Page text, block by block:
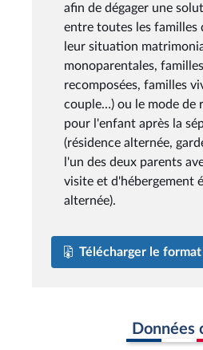
afin de dégager une
entre toutes les familles
leur situation
monoparentales,
recomposées, familles
couple…) ou le mode de
pour l'enfant après la
(résidence alternée,
l'un des deux parents
visite et d'hébergement
alternée).
Télécharger le
Données